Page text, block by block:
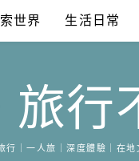
世界 生活日常
旅行
行｜一人旅｜深度體驗｜在地